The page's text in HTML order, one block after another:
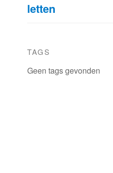
letten
TAGS
Geen tags gevonden